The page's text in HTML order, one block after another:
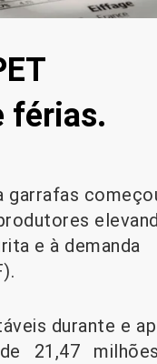
férias.
garrafas
e à demanda
​​durante e
21,47